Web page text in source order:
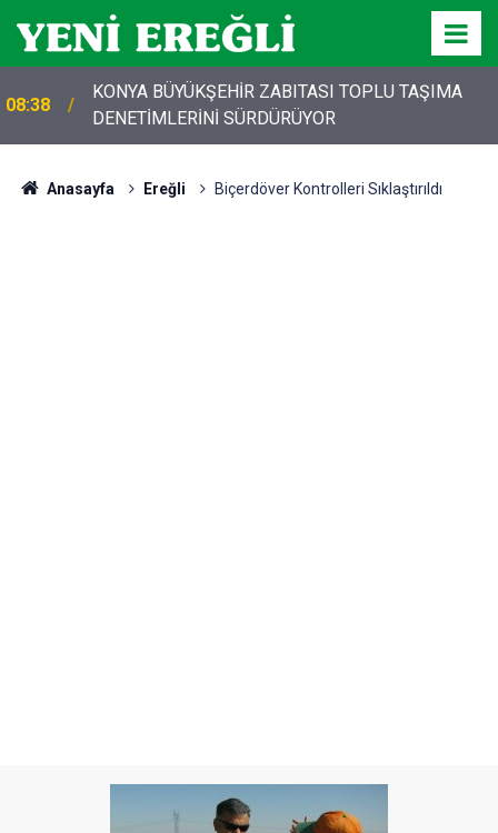
08:38
KONYA BÜYÜKŞEHİR ZABITASI TOPLU TAŞIMA
DENETİMLERİNİ SÜRDÜRÜYOR
Anasayfa Ereğli Biçerdöver Kontrolleri Sıklaştırıldı